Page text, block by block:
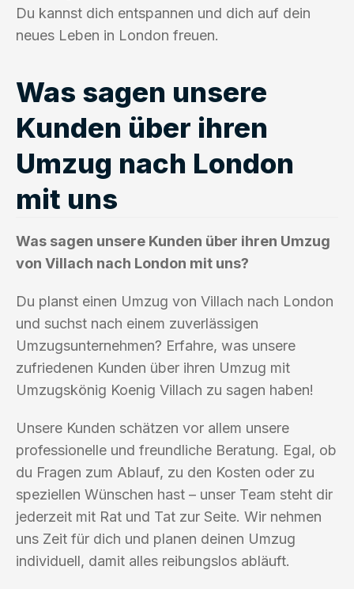
Du kannst dich entspannen und dich auf dein
neues Leben in London freuen.
Was sagen unsere
Kunden über ihren
Umzug nach London
mit uns
Was sagen unsere Kunden über ihren Umzug
von Villach nach London mit uns?
Du planst einen Umzug von Villach nach London
und suchst nach einem zuverlässigen
Umzugsunternehmen? Erfahre, was unsere
zufriedenen Kunden über ihren Umzug mit
Umzugskönig Koenig Villach zu sagen haben!
Unsere Kunden schätzen vor allem unsere
professionelle und freundliche Beratung. Egal, ob
du Fragen zum Ablauf, zu den Kosten oder zu
speziellen Wünschen hast – unser Team steht dir
jederzeit mit Rat und Tat zur Seite. Wir nehmen
uns Zeit für dich und planen deinen Umzug
individuell, damit alles reibungslos abläuft.